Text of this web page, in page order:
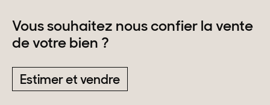
Vous souhaitez nous confier la vente
de votre bien ?
Estimer et vendre